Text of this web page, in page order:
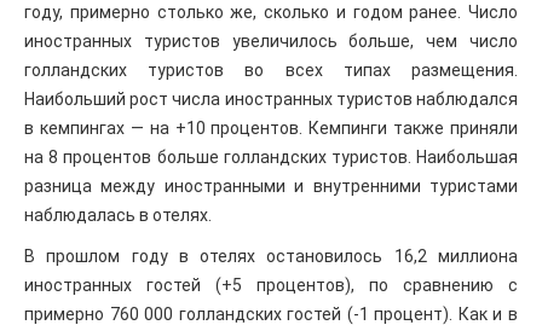
году, примерно столько же, сколько и годом ранее. Число
иностранных туристов увеличилось больше, чем число
голландских туристов во всех типах размещения.
Наибольший рост числа иностранных туристов наблюдался
в кемпингах — на +10 процентов. Кемпинги также приняли
на 8 процентов больше голландских туристов. Наибольшая
разница между иностранными и внутренними туристами
наблюдалась в отелях.
В прошлом году в отелях остановилось 16,2 миллиона
иностранных гостей (+5 процентов), по сравнению с
примерно 760 000 голландских гостей (-1 процент). Как и в